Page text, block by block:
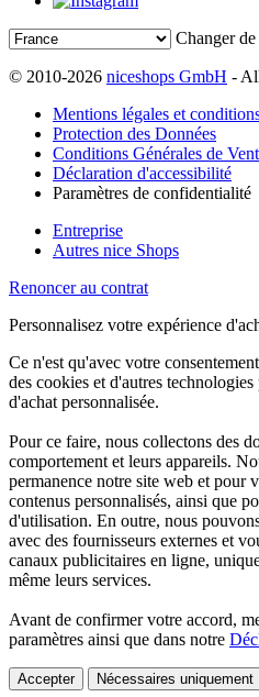
Changer
© 2010-2026 niceshops GmbH -
Mentions légales et
Protection des Données
Conditions Générales de
Déclaration d'accessibilité
Paramètres de confidentialité
Entreprise
Autres nice Shops
Renoncer au contrat
Personnalisez votre expérience
Ce n'est qu'avec votre
des cookies et d'autres
d'achat personnalisée.
Pour ce faire, nous collectons des
comportement et leurs appareils.
permanence notre site web et pour
contenus personnalisés, ainsi que
d'utilisation. En outre, nous
avec des fournisseurs externes et
canaux publicitaires en ligne,
même leurs services.
Avant de confirmer votre accord,
paramètres ainsi que dans notre
Accepter Nécessaires uniquement